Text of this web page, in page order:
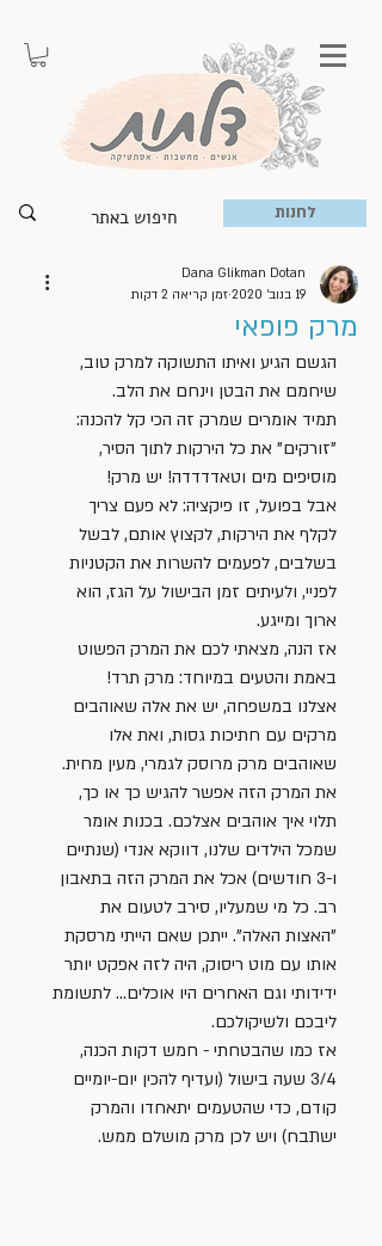
לחנות
מרק פופאי
Dana Glikman Dotan
19 בנוב׳ 2020
זמן קריאה 2 דקות
הגשם הגיע ואיתו התשוקה למרק טוב,
שיחמם את הבטן וינחם את הלב.
תמיד אומרים שמרק זה הכי קל להכנה:
"זורקים" את כל הירקות לתוך הסיר,
מוסיפים מים וטאדדדדה! יש מרק!
אבל בפועל, זו פיקציה: לא פעם צריך
לקלף את הירקות, לקצוץ אותם, לבשל
בשלבים, לפעמים להשרות את הקטניות
לפניי, ולעיתים זמן הבישול על הגז, הוא
ארוך ומייגע.
אז הנה, מצאתי לכם את המרק הפשוט
באמת והטעים במיוחד: מרק תרד!
אצלנו במשפחה, יש את אלה שאוהבים
מרקים עם חתיכות גסות, ואת אלו
שאוהבים מרק מרוסק לגמרי, מעין מחית.
את המרק הזה אפשר להגיש כך או כך,
תלוי איך אוהבים אצלכם. בכנות אומר
שמכל הילדים שלנו, דווקא אנדי (שנתיים
ו-3 חודשים) אכל את המרק הזה בתאבון
רב. כל מי שמעליו, סירב לטעום את
"האצות האלה". ייתכן שאם הייתי מרסקת
אותו עם מוט ריסוק, היה לזה אפקט יותר
ידידותי וגם האחרים היו אוכלים... לתשומת
ליבכם ולשיקולכם.
אז כמו שהבטחתי - חמש דקות הכנה,
3/4 שעה בישול (ועדיף להכין יום-יומיים
קודם, כדי שהטעמים יתאחדו והמרק
ישתבח) ויש לכן מרק מושלם ממש.